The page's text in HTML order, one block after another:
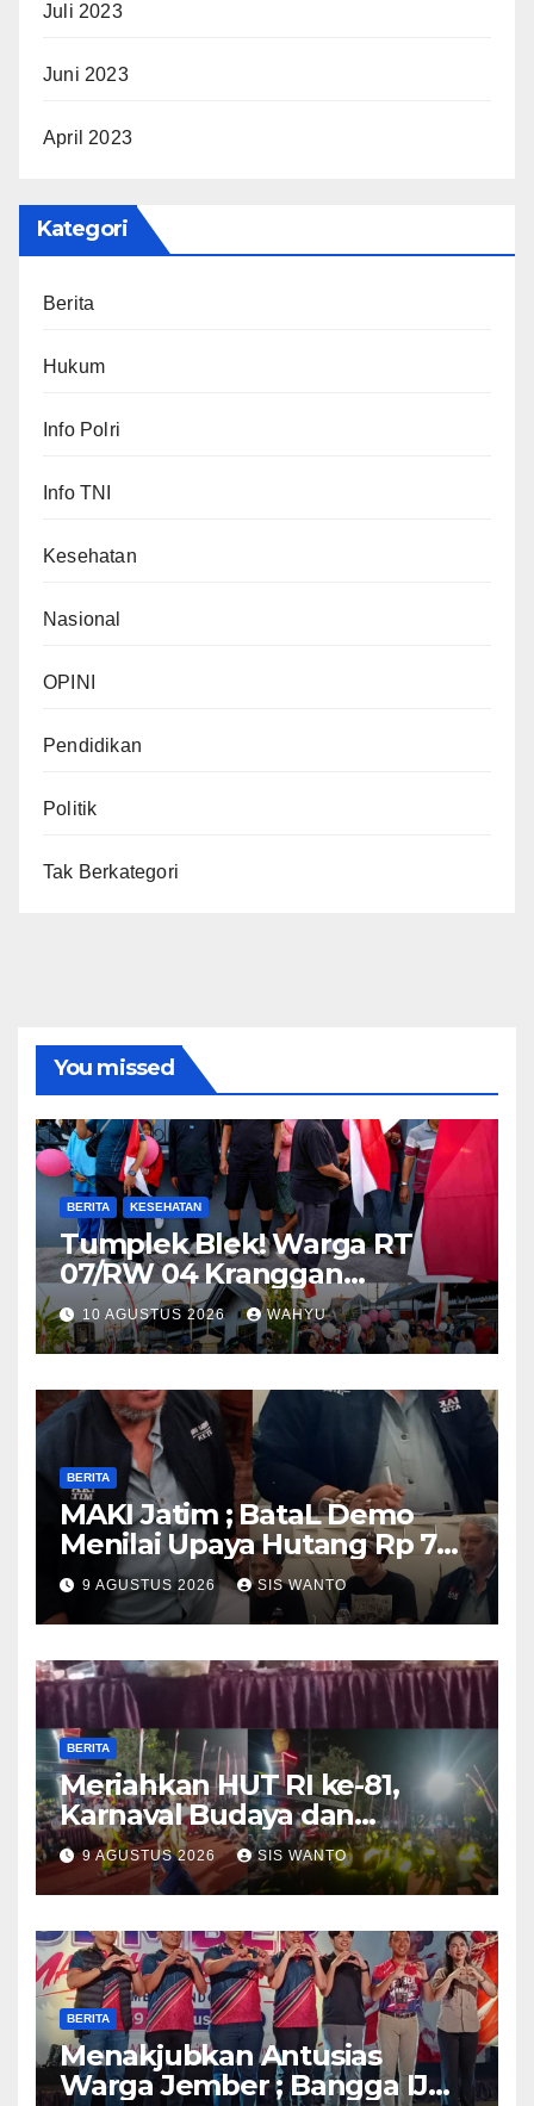
Juli 2023
Juni 2023
April 2023
Kategori
Berita
Hukum
Info Polri
Info TNI
Kesehatan
Nasional
OPINI
Pendidikan
Politik
Tak Berkategori
You missed
BERITA KESEHATAN
Tumplek Blek! Warga RT
07/RW 04 Kranggan
Gumul/SLG(Simpang Lima
Gumul) Gurah Kediri
Meriahkan HUT RI ke-81,
Jalan Santai Dibanjiri Ratusan
Hadiah
10 AGUSTUS 2026 WAHYU
BERITA
MAKI Jatim ; BataL Demo
Menilai Upaya Hutang Rp 785
Milyar Percepatan
Pembangunan Relatif
9 AGUSTUS 2026 SIS WANTO
BERITA
Meriahkan HUT RI ke-81,
Karnaval Budaya dan
Dentuman Sound Horeg
Lighting Lampu Hiasi Langit
Desa Weringinrejo
9 AGUSTUS 2026 SIS WANTO
BERITA
Menakjubkan Antusias
Warga Jember ; Bangga IJMC